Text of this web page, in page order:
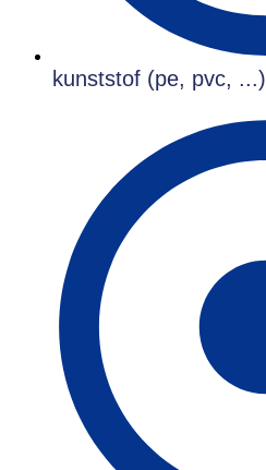
kunststof (pe, pvc, ...)